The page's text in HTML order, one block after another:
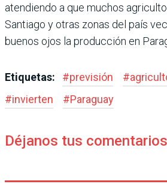
atendiendo a que muchos
Santiago y otras zonas del país
buenos ojos la producción en
Etiquetas: #previsión #
#invierten #Paraguay
Déjanos tus